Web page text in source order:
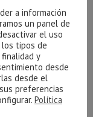
básicos Cvital
Indiba
verano
a información
un panel de
el uso
los tipos de
y
desde
desde el
sus preferencias
Política